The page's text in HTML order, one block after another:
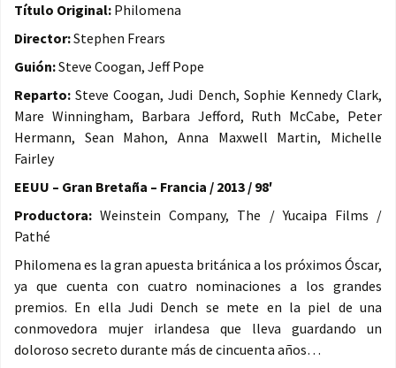
Título Original: Philomena
Director:Stephen Frears
Guión:Steve Coogan, Jeff Pope
Reparto: Steve Coogan, Judi Dench, Sophie Kennedy Clark,
Mare Winningham, Barbara Jefford, Ruth McCabe, Peter
Hermann, Sean Mahon, Anna Maxwell Martin, Michelle
Fairley
EEUU – Gran Bretaña – Francia / 2013 / 98′
Productora: Weinstein Company, The / Yucaipa Films /
Pathé
Philomena es la gran apuesta británica a los próximos Óscar,
ya que cuenta con cuatro nominaciones a los grandes
premios. En ella Judi Dench se mete en la piel de una
conmovedora mujer irlandesa que lleva guardando un
doloroso secreto durante más de cincuenta años…